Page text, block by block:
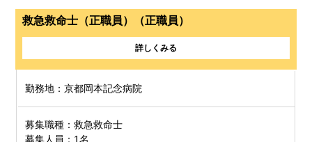
救急救命士（正職員）（正職員）
詳しくみる
勤務地：京都岡本記念病院
募集職種：救急救命士
募集人員：1名